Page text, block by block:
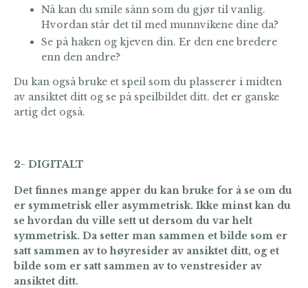
Nå kan du smile sånn som du gjør til vanlig.
Hvordan står det til med munnvikene dine da?
Se på haken og kjeven din. Er den ene bredere
enn den andre?
Du kan også bruke et speil som du plasserer i midten
av ansiktet ditt og se på speilbildet ditt. det er ganske
artig det også.
2- DIGITALT
Det finnes mange apper du kan bruke for å se om du
er symmetrisk eller asymmetrisk. Ikke minst kan du
se hvordan du ville sett ut dersom du var helt
symmetrisk. Da setter man sammen et bilde som er
satt sammen av to høyresider av ansiktet ditt, og et
bilde som er satt sammen av to venstresider av
ansiktet ditt.